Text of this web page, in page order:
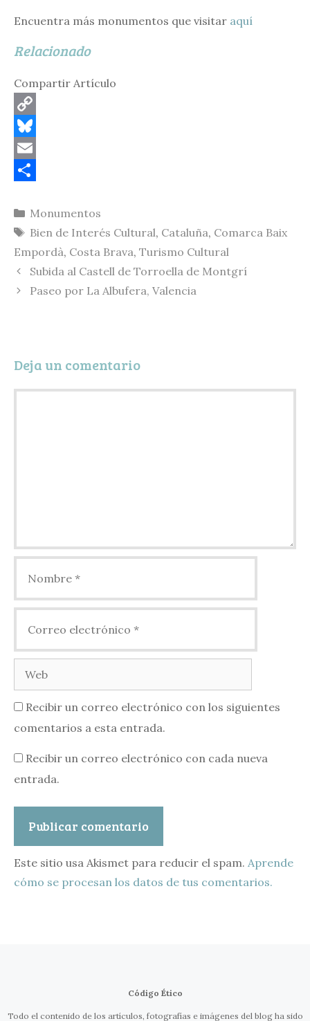
Encuentra más monumentos que visitar aquí
Relacionado
Compartir Artículo
C
o
p
L
i
n
B
e
s
k
E
a
i
l
o
m
p
r
Categorías
Monumentos
Etiquetas
Bien de Interés Cultural, Cataluña, Comarca Baix
Empordà, Costa Brava, Turismo Cultural
Subida al Castell de Torroella de Montgrí
Paseo por La Albufera, Valencia
Deja un comentario
electrónico
Web
Recibir un correo electrónico con los siguientes
comentarios a esta entrada.
Recibir un correo electrónico con cada nueva
entrada.
Este sitio usa Akismet para reducir el spam. Aprende
cómo se procesan los datos de tus comentarios.
Código Ético
Todo el contenido de los artículos, fotografías e imágenes del blog ha sido